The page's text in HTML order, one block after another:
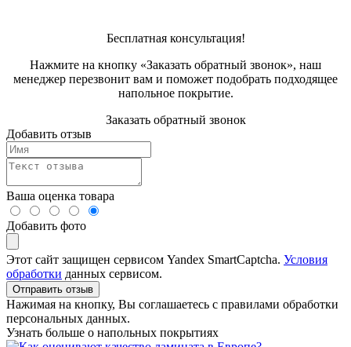
Бесплатная консультация!
Нажмите на кнопку «Заказать обратный звонок», наш
менеджер перезвонит вам и поможет подобрать подходящее
напольное покрытие.
Заказать обратный звонок
Добавить отзыв
Ваша оценка товара
Добавить фото
Этот сайт защищен сервисом Yandex SmartCaptcha. Условия
обработки данных сервисом.
Отправить отзыв
Нажимая на кнопку, Вы соглашаетесь с правилами обработки
персональных данных.
Узнать больше о напольных покрытиях